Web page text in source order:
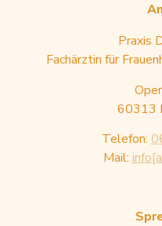
Praxis
Fachärztin für
60313
Telefon:
Mail: